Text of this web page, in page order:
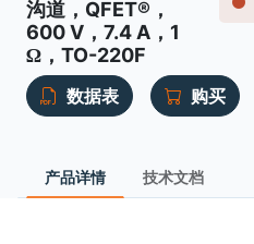
沟道，QFET®，
600 V，7.4 A，1
Ω，TO-220F
数据表 购买
产品详情 技术文档